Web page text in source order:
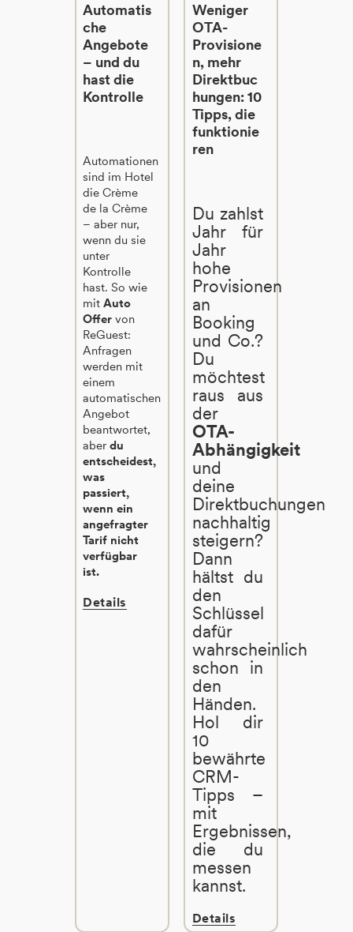
Automatis
che
Angebote
– und du
hast die
Kontrolle
Automationen
sind im Hotel
die Crème
de la Crème
– aber nur,
wenn du sie
unter
Kontrolle
hast. So wie
mitAuto
Offer von
ReGuest:
Anfragen
werden mit
einem
automatischen
Angebot
beantwortet,
aberdu
entscheidest,
was
passiert,
wenn ein
angefragter
Tarif nicht
verfügbar
ist.
Details
Weniger
OTA-
Provisione
n, mehr
Direktbuc
hungen: 10
Tipps, die
funktionie
ren
Du zahlst
Jahr für
Jahr
hohe
Provisionen
an
Booking
und Co.?
Du
möchtest
raus aus
der
OTA-
Abhängigkeit
und
deine
Direktbuchungen
nachhaltig
steigern?
Dann
hältst du
den
Schlüssel
dafür
wahrscheinlich
schon in
den
Händen.
Hol dir
10
bewährte
CRM-
Tipps –
mit
Ergebnissen,
die du
messen
kannst.
Details